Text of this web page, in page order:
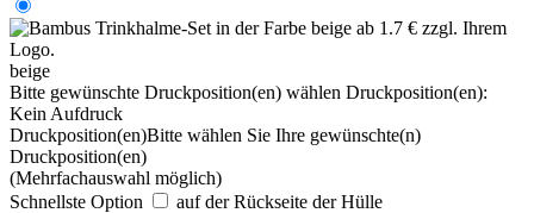
beige
Bitte gewünschte Druckposition(en) wählen Druckposition(en):
Kein Aufdruck
Druckposition(en)Bitte wählen Sie Ihre gewünschte(n)
Druckposition(en)
(Mehrfachauswahl möglich)
Schnellste Option
auf der Rückseite der Hülle